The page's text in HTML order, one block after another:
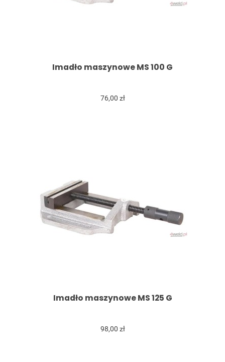
Imadło maszynowe MS 100 G
76,00 zł
Imadło maszynowe MS 125 G
98,00 zł